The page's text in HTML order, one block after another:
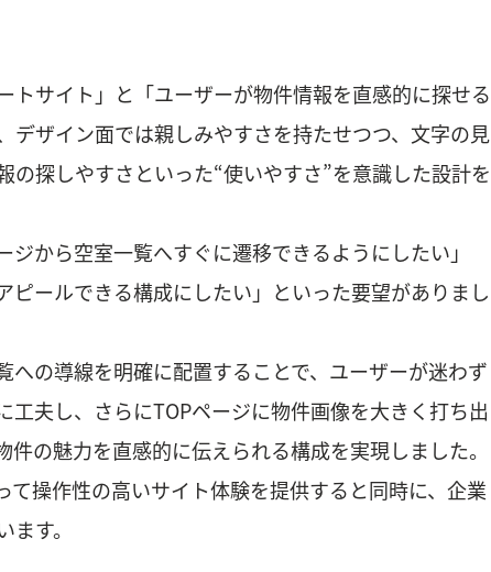
トサイト」と「ユーザーが物件情報を直感的に探せる
デザイン面では親しみやすさを持たせつつ、文字の見
の探しやすさといった“使いやすさ”を意識した設計を
から空室一覧へすぐに遷移できるようにしたい」
ピールできる構成にしたい」といった要望がありまし
への導線を明確に配置することで、ユーザーが迷わず
工夫し、さらにTOPページに物件画像を大きく打ち出
の魅力を直感的に伝えられる構成を実現しました。
て操作性の高いサイト体験を提供すると同時に、企業
す。